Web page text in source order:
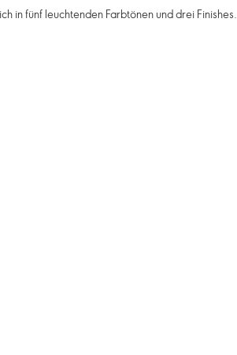
in fünf leuchtenden Farbtönen und drei Finishes.